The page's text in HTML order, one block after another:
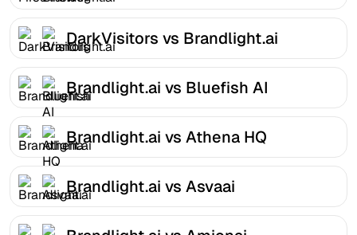
DarkVisitors vs Brandlight.ai
Brandlight.ai vs Bluefish AI
Brandlight.ai vs Athena HQ
Brandlight.ai vs Asvaai